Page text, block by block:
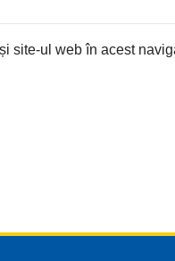
site-ul web în acest